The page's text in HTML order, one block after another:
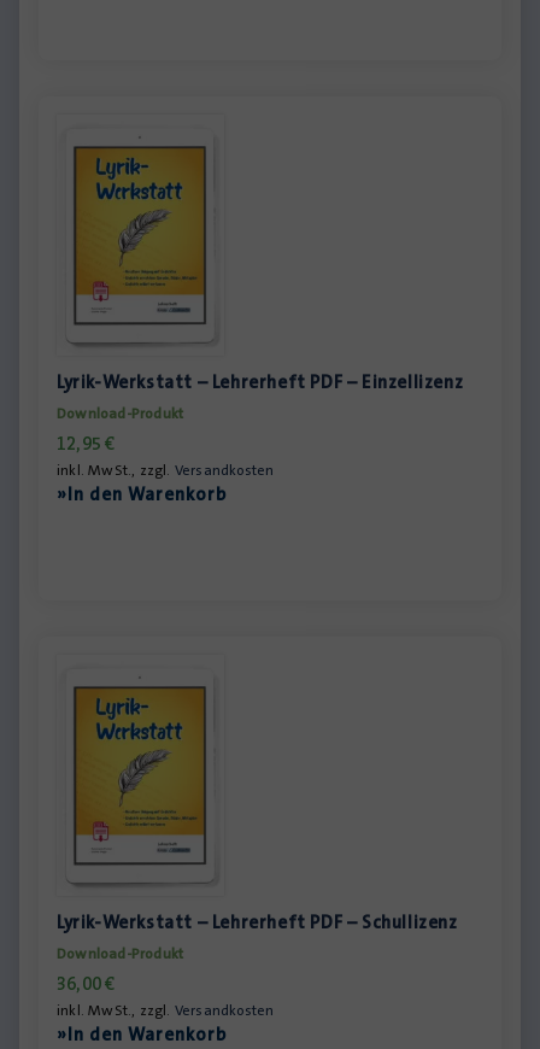
Lyrik-Werkstatt – Lehrerheft PDF – Einzellizenz
Download-Produkt
12,95€
inkl. MwSt., zzgl. Versandkosten
»In den Warenkorb
Lyrik-Werkstatt – Lehrerheft PDF – Schullizenz
Download-Produkt
36,00€
inkl. MwSt., zzgl. Versandkosten
»In den Warenkorb